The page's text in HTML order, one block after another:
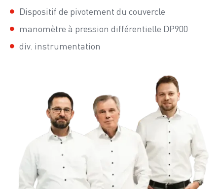
Dispositif de pivotement du couvercle
manomètre à pression différentielle DP900
div. instrumentation